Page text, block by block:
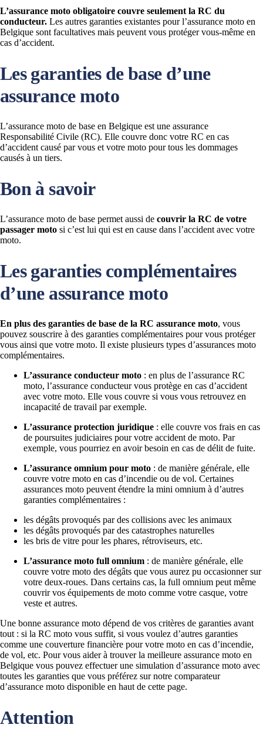
L’assurance moto obligatoire couvre seulement la RC du
conducteur. Les autres garanties existantes pour l’assurance moto en
Belgique sont facultatives mais peuvent vous protéger vous-même en
cas d’accident.
Les garanties de base d’une
assurance moto
L’assurance moto de base en Belgique est une assurance
Responsabilité Civile (RC). Elle couvre donc votre RC en cas
d’accident causé par vous et votre moto pour tous les dommages
causés à un tiers.
Bon à savoir
L’assurance moto de base permet aussi de couvrir la RC de votre
passager moto si c’est lui qui est en cause dans l’accident avec votre
moto.
Les garanties complémentaires
d’une assurance moto
En plus des garanties de base de la RC assurance moto, vous
pouvez souscrire à des garanties complémentaires pour vous protéger
vous ainsi que votre moto. Il existe plusieurs types d’assurances moto
complémentaires.
L’assurance conducteur moto : en plus de l’assurance RC
moto, l’assurance conducteur vous protège en cas d’accident
avec votre moto. Elle vous couvre si vous vous retrouvez en
incapacité de travail par exemple.
L’assurance protection juridique : elle couvre vos frais en cas
de poursuites judiciaires pour votre accident de moto. Par
exemple, vous pourriez en avoir besoin en cas de délit de fuite.
L’assurance omnium pour moto : de manière générale, elle
couvre votre moto en cas d’incendie ou de vol. Certaines
assurances moto peuvent étendre la mini omnium à d’autres
garanties complémentaires :
les dégâts provoqués par des collisions avec les animaux
les dégâts provoqués par des catastrophes naturelles
les bris de vitre pour les phares, rétroviseurs, etc.
L’assurance moto full omnium : de manière générale, elle
couvre votre moto des dégâts que vous aurez pu occasionner sur
votre deux-roues. Dans certains cas, la full omnium peut même
couvrir vos équipements de moto comme votre casque, votre
veste et autres.
Une bonne assurance moto dépend de vos critères de garanties avant
tout : si la RC moto vous suffit, si vous voulez d’autres garanties
comme une couverture financière pour votre moto en cas d’incendie,
de vol, etc. Pour vous aider à trouver la meilleure assurance moto en
Belgique vous pouvez effectuer une simulation d’assurance moto avec
toutes les garanties que vous préférez sur notre comparateur
d’assurance moto disponible en haut de cette page.
Attention